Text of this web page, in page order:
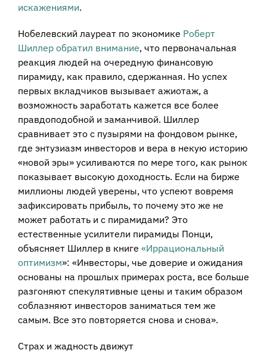
искажениями.
Нобелевский лауреат по экономике Роберт
Шиллер обратил внимание, что первоначальная
реакция людей на очередную финансовую
пирамиду, как правило, сдержанная. Но успех
первых вкладчиков вызывает ажиотаж, а
возможность заработать кажется все более
правдоподобной и заманчивой. Шиллер
сравнивает это с пузырями на фондовом рынке,
где энтузиазм инвесторов и вера в некую историю
«новой эры» усиливаются по мере того, как рынок
показывает высокую доходность. Если на бирже
миллионы людей уверены, что успеют вовремя
зафиксировать прибыль, то почему это же не
может работать и с пирамидами? Это
естественные усилители пирамиды Понци,
объясняет Шиллер в книге «Иррациональный
оптимизм»: «Инвесторы, чье доверие и ожидания
основаны на прошлых примерах роста, все больше
разгоняют спекулятивные цены и таким образом
соблазняют инвесторов заниматься тем же
самым. Все это повторяется снова и снова».
Страх и жадность движут